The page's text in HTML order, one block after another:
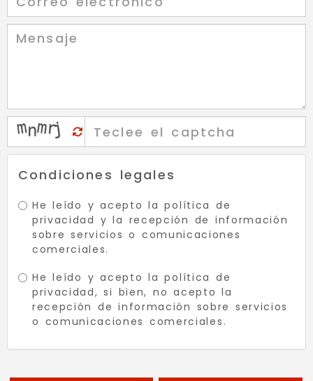
Condiciones legales
He leído y acepto lapolítica de
privacidad y la recepción de información
sobre servicios o comunicaciones
comerciales.
He leído y acepto lapolítica de
privacidad, si bien, no acepto la
recepción de información sobre servicios
o comunicaciones comerciales.